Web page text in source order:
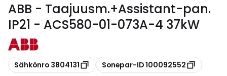
ABB - Taajuusm.+Assistant-pan.
IP21 - ACS580-01-073A-4 37kW
Kopioi
Sähkönro 3804131 Kopioi
Sonepar-ID 100092552